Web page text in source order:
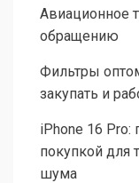
Авиационное
обращению
Фильтры
закупать и
iPhone 16 Pro:
покупкой для
шума